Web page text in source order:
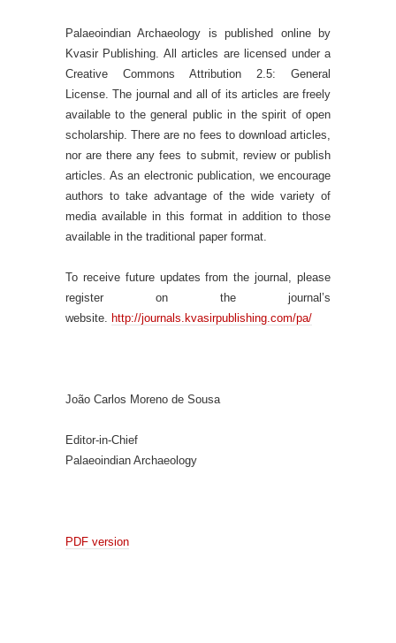
Palaeoindian Archaeology is published online by
Kvasir Publishing. All articles are licensed under a
Creative Commons Attribution 2.5: General
License. The journal and all of its articles are freely
available to the general public in the spirit of open
scholarship. There are no fees to download articles,
nor are there any fees to submit, review or publish
articles. As an electronic publication, we encourage
authors to take advantage of the wide variety of
media available in this format in addition to those
available in the traditional paper format.
To receive future updates from the journal, please
register on the journal’s
website. http://journals.kvasirpublishing.com/pa/
João Carlos Moreno de Sousa
Editor-in-Chief
Palaeoindian Archaeology
PDF version